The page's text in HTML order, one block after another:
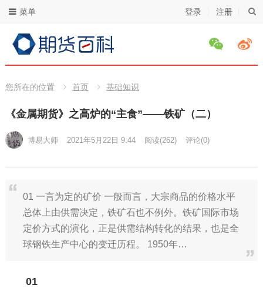
登录 注册
菜单
您所在的位置 首页 基础知识
《金属期货》之高炉的“主食”——铁矿（二）
博易大师 2021年5月22日 9:44 阅读(262) 评论(0)
01 一言为定的矿价 一般而言，大宗商品的价格水平
总体上由供需决定，铁矿石也不例外。铁矿国际市场
定价方式的演化，正是供需结构转化的结果，也是全
球钢铁生产中心的变迁历程。 1950年…
01